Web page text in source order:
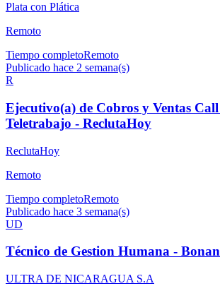
Plata con Plática
Remoto
Tiempo completoRemoto
Publicado hace 2 semana(s)
R
Ejecutivo(a) de Cobros y Ventas
Teletrabajo - ReclutaHoy
ReclutaHoy
Remoto
Tiempo completoRemoto
Publicado hace 3 semana(s)
UD
Técnico de Gestion Humana -
ULTRA DE NICARAGUA S.A